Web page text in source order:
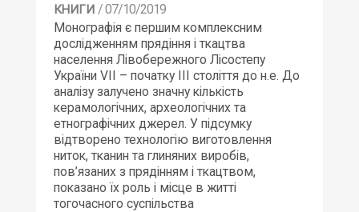
КНИГИ / 07/10/2019
Монографія є першим комплексним
дослідженням прядіння і ткацтва
населення Лівобережного Лісостепу
України VІІ – початку ІІІ століття до н.е. До
аналізу залучено значну кількість
керамологічних, археологічних та
етнографічних джерел. У підсумку
відтворено технологію виготовлення
ниток, тканин та глиняних виробів,
пов’язаних з прядінням і ткацтвом,
показано їх роль і місце в житті
тогочасного суспільства